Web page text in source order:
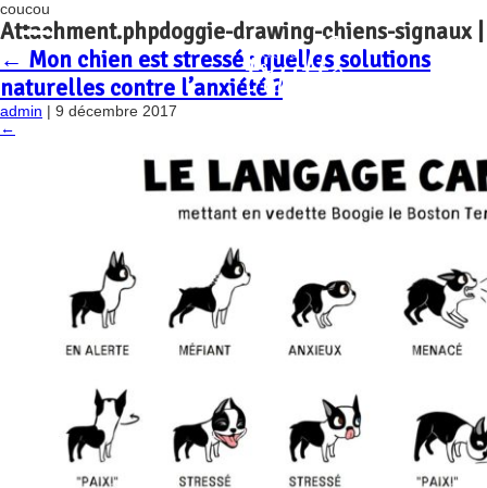
coucou
Attachment.phpdoggie-drawing-chiens-signaux
← Mon chien est stressé : quelles solutions
naturelles contre l’anxiété ?
admin | 9 décembre 2017
←